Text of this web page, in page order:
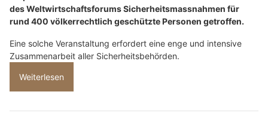
des Weltwirtschaftsforums Sicherheitsmassnahmen für
rund 400 völkerrechtlich geschützte Personen getroffen.
Eine solche Veranstaltung erfordert eine enge und intensive
Zusammenarbeit aller Sicherheitsbehörden.
Weiterlesen